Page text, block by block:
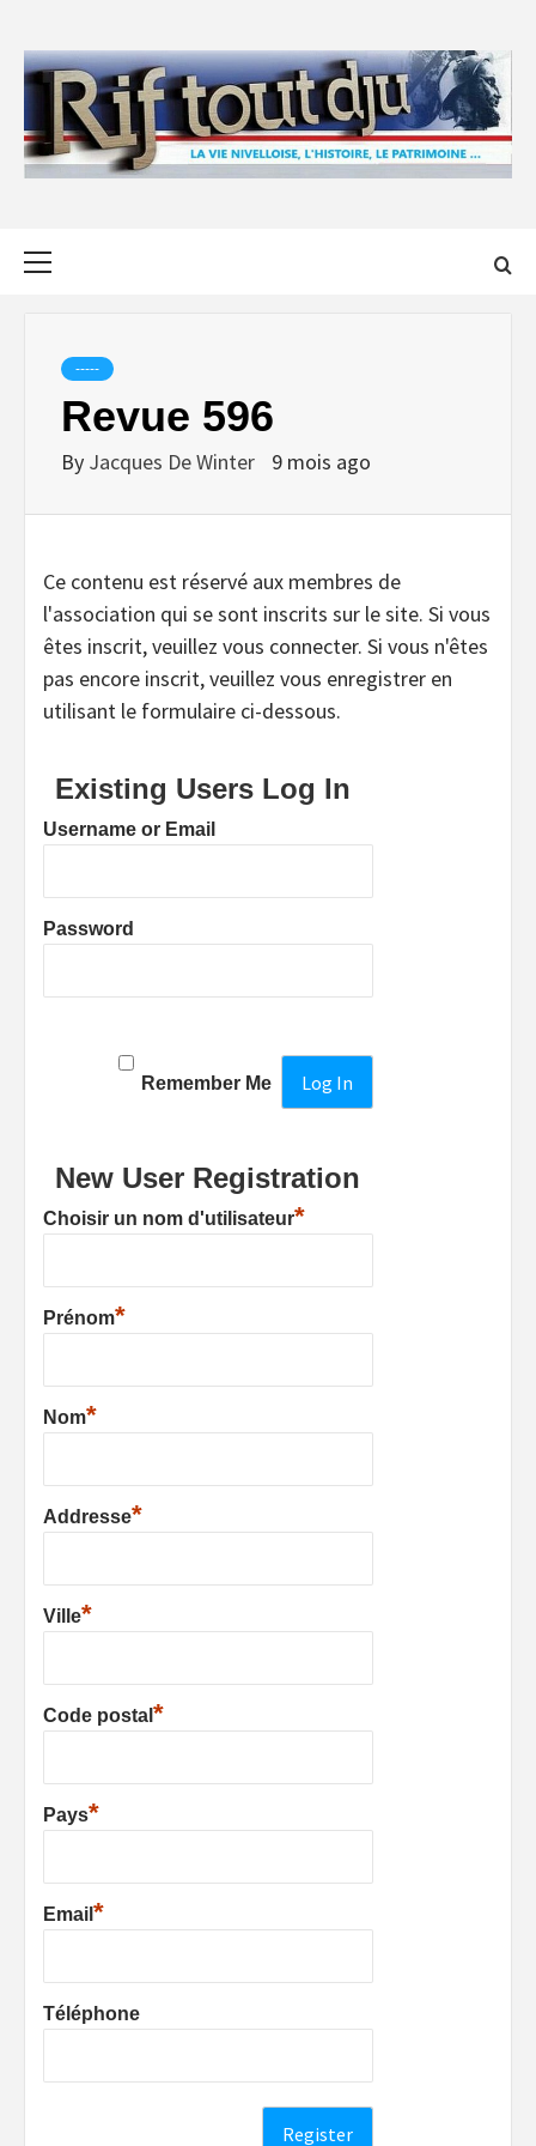
content
-----
Revue 596
By Jacques De Winter 9 mois ago
Ce contenu est réservé aux membres de
l'association qui se sont inscrits sur le site. Si vous
êtes inscrit, veuillez vous connecter. Si vous n'êtes
pas encore inscrit, veuillez vous enregistrer en
utilisant le formulaire ci-dessous.
Existing Users Log In
Username or Email
Password
Remember Me
New User Registration
Choisir un nom d'utilisateur*
Prénom*
Nom*
Addresse*
Ville*
Code postal *
Pays*
Email *
Téléphone